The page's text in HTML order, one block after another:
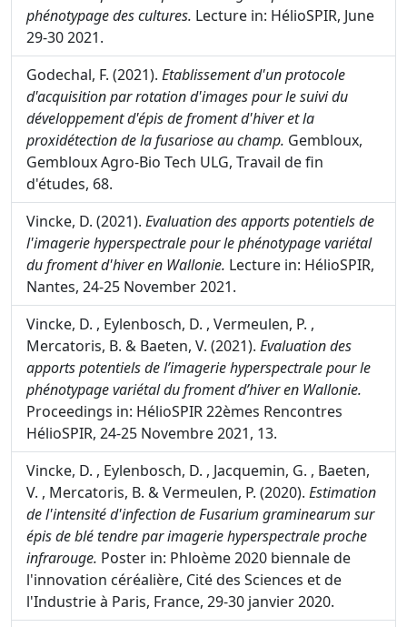
phénotypage des cultures. Lecture in: HélioSPIR, June
29-30 2021.
Godechal, F. (2021). Etablissement d'un protocole
d'acquisition par rotation d'images pour le suivi du
développement d'épis de froment d'hiver et la
proxidétection de la fusariose au champ. Gembloux,
Gembloux Agro-Bio Tech ULG, Travail de fin
d'études, 68.
Vincke, D. (2021). Evaluation des apports potentiels de
l'imagerie hyperspectrale pour le phénotypage variétal
du froment d'hiver en Wallonie. Lecture in: HélioSPIR,
Nantes, 24-25 November 2021.
Vincke, D. , Eylenbosch, D. , Vermeulen, P. ,
Mercatoris, B. & Baeten, V. (2021). Evaluation des
apports potentiels de l’imagerie hyperspectrale pour le
phénotypage variétal du froment d’hiver en Wallonie.
Proceedings in: HélioSPIR 22èmes Rencontres
HélioSPIR, 24-25 Novembre 2021, 13.
Vincke, D. , Eylenbosch, D. , Jacquemin, G. , Baeten,
V. , Mercatoris, B. & Vermeulen, P. (2020). Estimation
de l'intensité d'infection de Fusarium graminearum sur
épis de blé tendre par imagerie hyperspectrale proche
infrarouge. Poster in: Phloème 2020 biennale de
l'innovation céréalière, Cité des Sciences et de
l'Industrie à Paris, France, 29-30 janvier 2020.